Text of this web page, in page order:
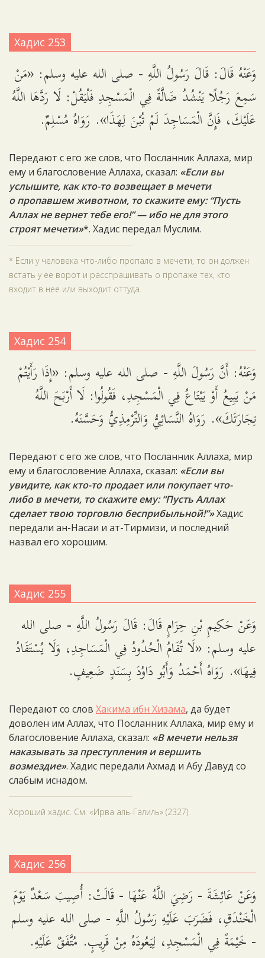
Хадис 253
وَعَنْهُ قَالَ: قَالَ رَسُولُ اللَّهِ - صلى الله عليه وسلم: «مَنْ
سَمِعَ رَجُلًا يَنْشُدُ ضَالَّةً فِي الْمَسْجِدِ فَلْيَقُلْ: لَا رَدَّهَا اللَّهُ
عَلَيْكَ، فَإِنَّ الْمَسَاجِدَ لَمْ تُبْنَ لِهَذَا». رَوَاهُ مُسْلِمٌ.
Передают с его же слов, что Посланник Аллаха, мир
ему и благословение Аллаха, сказал: «Если вы
услышите, как кто-то возвещает в мечети
о пропавшем животном, то скажите ему: “Пусть
Аллах не вернет тебе его!” — ибо не для этого
строят мечети»*. Хадис передал Муслим.
* Если у человека что-либо пропало в мечети, то он должен
встать у ее ворот и расспрашивать о пропаже тех, кто
входит в нее или выходит оттуда.
Хадис 254
وَعَنْهُ: أَنَّ رَسُولَ اللَّهِ - صلى الله عليه وسلم: «إِذَا رَأَيْتُمْ
مَنْ يَبِيعُ أَوْ يَبْتَاعُ فِي الْمَسْجِدِ، فَقُولُوا: لَا أَرْبَحَ اللَّهُ
تِجَارَتَكَ». رَوَاهُ النَّسَائِيُّ وَالتِّرْمِذِيُّ وَحَسَّنَهُ.
Передают с его же слов, что Посланник Аллаха, мир
ему и благословение Аллаха, сказал: «Если вы
увидите, как кто-то продает или покупает что-
либо в мечети, то скажите ему: “Пусть Аллах
сделает твою торговлю бесприбыльной!”»Хадис
передали ан-Насаи и ат-Тирмизи, и последний
назвал его хорошим.
Хадис 255
وَعَنْ حَكِيمِ بْنِ حِزَامٍ قَالَ: قَالَ رَسُولُ اللَّهِ - صلى الله
عليه وسلم: «لَا تُقَامُ الْحُدُودُ فِي الْمَسَاجِدِ، وَلَا يُسْتَقَادُ
فِيهَا». رَوَاهُ أَحْمَدُ وَأَبُو دَاوُدَ بِسَنَدٍ ضَعِيفٍ.
Передают со слов Хакима ибн Хизама, да будет
доволен им Аллах, что Посланник Аллаха, мир ему и
благословение Аллаха, сказал: «В мечети нельзя
наказывать за преступления и вершить
возмездие». Хадис передали Ахмад и Абу Давуд со
слабым иснадом.
Хороший хадис. См. «Ирва аль-Галиль» (2327).
Хадис 256
وَعَنْ عَائِشَةَ - رَضِيَ اللَّهُ عَنْهَا - قَالَتْ: أُصِيبَ سَعْدٌ يَوْمَ
الْخَنْدَقِ، فَضَرَبَ عَلَيْهِ رَسُولُ اللَّهِ - صلى الله عليه وسلم
- خَيْمَةً فِي الْمَسْجِدِ، لِيَعُودَهُ مِنْ قَرِيبٍ. مُتَّفَقٌ عَلَيْهِ.